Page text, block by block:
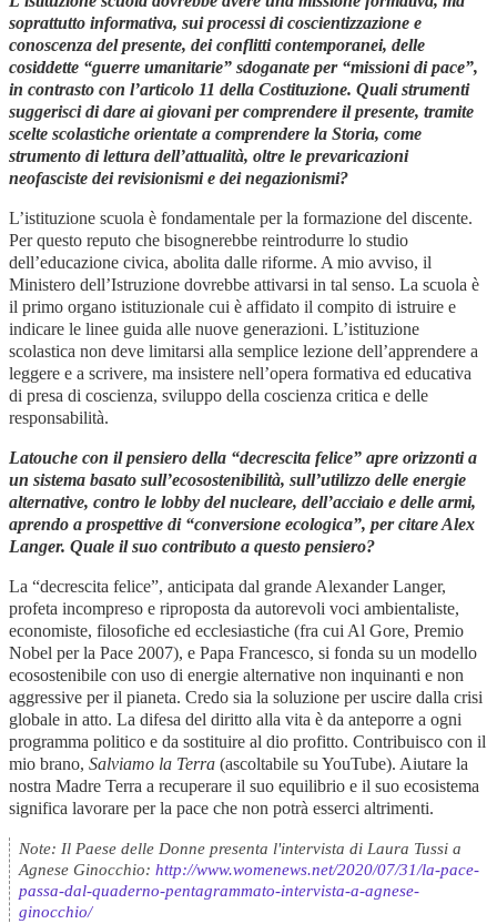
soprattutto informativa, sui processi di coscientizzazione e
conoscenza del presente, dei conflitti contemporanei, delle
cosiddette “guerre umanitarie” sdoganate per “missioni di pace”,
in contrasto con l’articolo 11 della Costituzione. Quali strumenti
suggerisci di dare ai giovani per comprendere il presente, tramite
scelte scolastiche orientate a comprendere la Storia, come
strumento di lettura dell’attualità, oltre le prevaricazioni
neofasciste dei revisionismi e dei negazionismi?
L’istituzione scuola è fondamentale per la formazione del discente.
Per questo reputo che bisognerebbe reintrodurre lo studio
dell’educazione civica, abolita dalle riforme. A mio avviso, il
Ministero dell’Istruzione dovrebbe attivarsi in tal senso. La scuola è
il primo organo istituzionale cui è affidato il compito di istruire e
indicare le linee guida alle nuove generazioni. L’istituzione
scolastica non deve limitarsi alla semplice lezione dell’apprendere a
leggere e a scrivere, ma insistere nell’opera formativa ed educativa
di presa di coscienza, sviluppo della coscienza critica e delle
responsabilità.
Latouche con il pensiero della “decrescita felice” apre orizzonti a
un sistema basato sull’ecosostenibilità, sull’utilizzo delle energie
alternative, contro le lobby del nucleare, dell’acciaio e delle armi,
aprendo a prospettive di “conversione ecologica”, per citare Alex
Langer. Quale il suo contributo a questo pensiero?
La “decrescita felice”, anticipata dal grande Alexander Langer,
profeta incompreso e riproposta da autorevoli voci ambientaliste,
economiste, filosofiche ed ecclesiastiche (fra cui Al Gore, Premio
Nobel per la Pace 2007), e Papa Francesco, si fonda su un modello
ecosostenibile con uso di energie alternative non inquinanti e non
aggressive per il pianeta. Credo sia la soluzione per uscire dalla crisi
globale in atto. La difesa del diritto alla vita è da anteporre a ogni
programma politico e da sostituire al dio profitto. Contribuisco con il
mio brano, Salviamo la Terra (ascoltabile su YouTube). Aiutare la
nostra Madre Terra a recuperare il suo equilibrio e il suo ecosistema
significa lavorare per la pace che non potrà esserci altrimenti.
Note: Il Paese delle Donne presenta l'intervista di Laura Tussi a
Agnese Ginocchio: http://www.womenews.net/2020/07/31/la-pace-
passa-dal-quaderno-pentagrammato-intervista-a-agnese-
ginocchio/